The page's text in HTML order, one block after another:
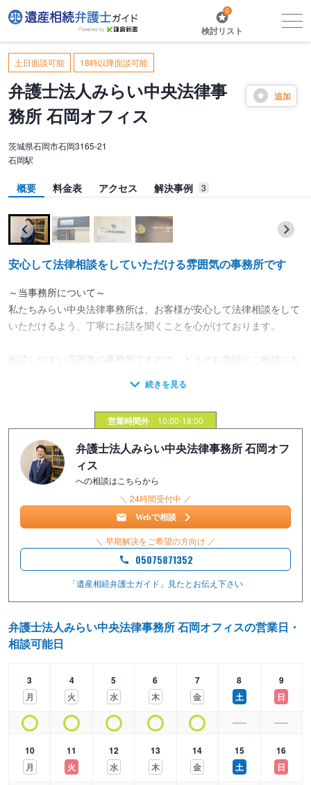
0
検討リスト
土日面談可能 18時以降面談可能
追加
弁護士法人みらい中央法律事
務所 石岡オフィス
茨城県石岡市石岡3165-21
石岡駅
概要 料金表 アクセス 解決事例 3
安心して法律相談をしていただける雰囲気の事務所です
～当事務所について～
私たちみらい中央法律事務所は、お客様が安心して法律相談をして
いただけるよう、丁寧にお話を聞くことを心がけております。
相談しやすい雰囲気の事務所ですので、どうぞお気軽にご相談にお
～思いがけないトラブルから家族を守るために～
す。
相続争いや親族間トラブルを未然に防ぐためにも、遺言書の作成・
相続問題への備えはいつ始めても早すぎることはありません。
当事務所では、遺産分割協議・遺言書作成など遺産相続のあらゆる
問題について、司法書士や不動産鑑定士などの他士業との連携で手
続きをスムーズに行い、余計な時間や費用がかからないよう配慮し
■ご相談
・定型：110,000円～220,000円
営業時間外 10:00-18:00
弁護士法人みらい中央法律事務所 石岡オフ
ィス
への相談はこちらから
＼ 24時間受付中 ／
Webで相談
＼ 早期解決をご希望の方向け ／
05075871352
「遺産相続弁護士ガイド」見たとお伝え下さい
弁護士法人みらい中央法律事務所 石岡オフィスの営業日・
相談可能日
3
月
4
火
5
水
6
木
7
金
8
土
9
日
10
月
11
火
12
水
13
木
14
金
15
土
16
日